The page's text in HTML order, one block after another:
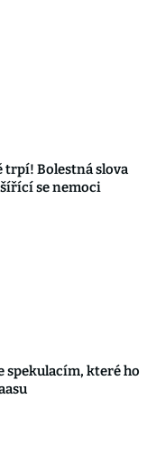
Bolestná slova
se nemoci
spekulacím, které ho